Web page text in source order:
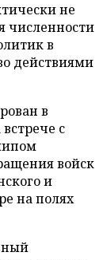
не
численности
в
действиями
в
с
войск
и
на полях